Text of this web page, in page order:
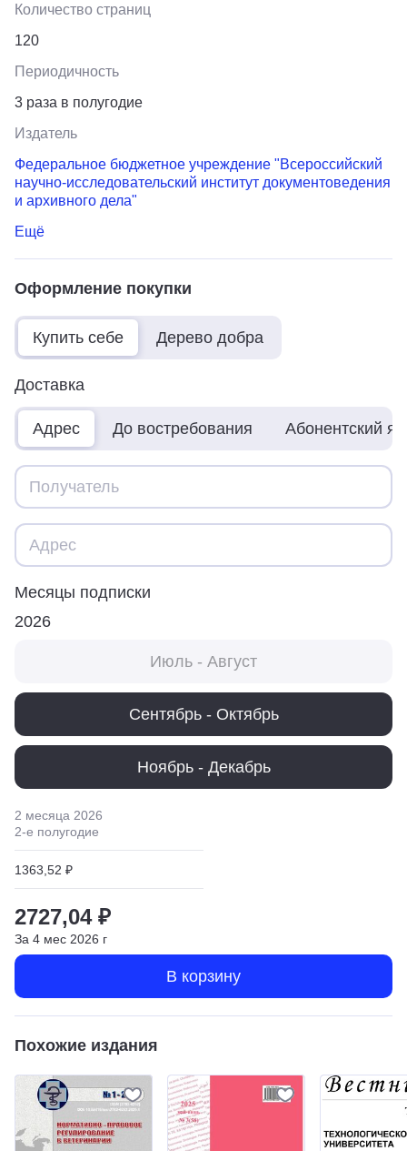
Количество страниц
120
Периодичность
3 раза в полугодие
Издатель
Федеральное бюджетное учреждение "Всероссийский
научно-исследовательский институт документоведения
и архивного дела"
Ещё
Оформление покупки
Купить себе Дерево добра
Доставка
Адрес До востребования Абонентский
Месяцы подписки
2026
Июль - Август
Сентябрь - Октябрь
Ноябрь - Декабрь
2 месяца 2026
2-е полугодие
1363,52 ₽
2727,04 ₽
За 4 мес 2026 г
В корзину
Похожие издания